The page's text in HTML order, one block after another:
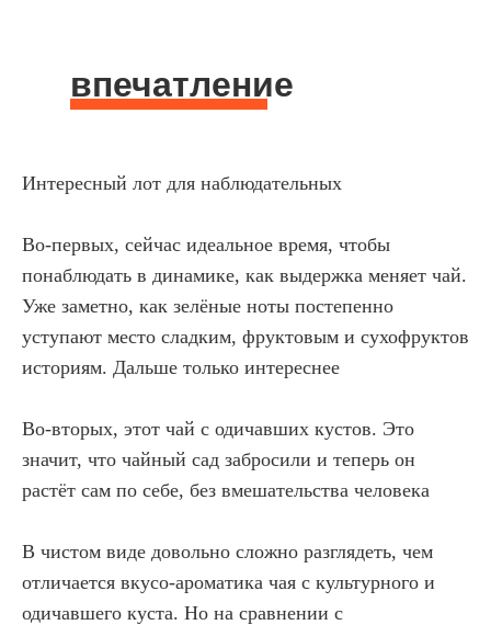
впечатление
Интересный лот для наблюдательных
Во-первых, сейчас идеальное время, чтобы
понаблюдать в динамике, как выдержка меняет чай.
Уже заметно, как зелёные ноты постепенно
уступают место сладким, фруктовым и сухофруктов
историям. Дальше только интереснее
Во-вторых, этот чай с одичавших кустов. Это
значит, что чайный сад забросили и теперь он
растёт сам по себе, без вмешательства человека
В чистом виде довольно сложно разглядеть, чем
отличается вкусо-ароматика чая с культурного и
одичавшего куста. Но на сравнении с